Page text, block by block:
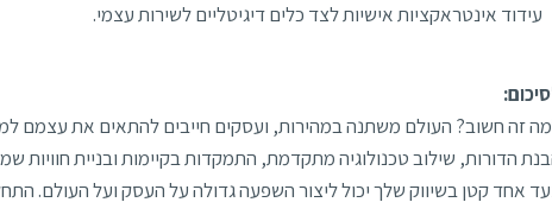
עידוד אינטראקציות אישיות לצד כלים דיגיטליים לשירות עצמי.
זה חשוב? העולם משתנה במהירות, ועסקים חייבים להתאים את עצמם
הדורות, שילוב טכנולוגיה מתקדמת, התמקדות בקיימות ובניית חוויות
אחד קטן בשיווק שלך יכול ליצור השפעה גדולה על העסק ועל העולם.